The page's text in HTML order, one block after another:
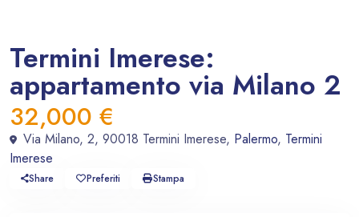
Termini Imerese:
appartamento via Milano 2
32,000 €
Via Milano, 2, 90018 Termini Imerese, Palermo, Termini
Imerese
Share Preferiti Stampa